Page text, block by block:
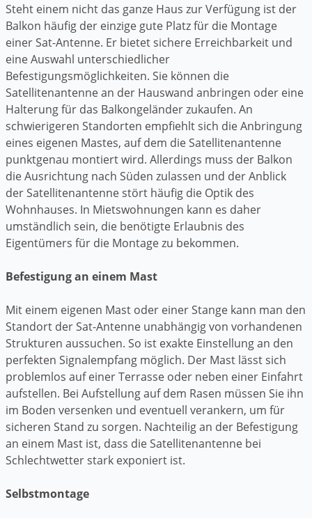
Steht einem nicht das ganze Haus zur Verfügung ist der
Balkon häufig der einzige gute Platz für die Montage
einer Sat-Antenne. Er bietet sichere Erreichbarkeit und
eine Auswahl unterschiedlicher
Befestigungsmöglichkeiten. Sie können die
Satellitenantenne an der Hauswand anbringen oder eine
Halterung für das Balkongeländer zukaufen. An
schwierigeren Standorten empfiehlt sich die Anbringung
eines eigenen Mastes, auf dem die Satellitenantenne
punktgenau montiert wird. Allerdings muss der Balkon
die Ausrichtung nach Süden zulassen und der Anblick
der Satellitenantenne stört häufig die Optik des
Wohnhauses. In Mietswohnungen kann es daher
umständlich sein, die benötigte Erlaubnis des
Eigentümers für die Montage zu bekommen.
Befestigung an einem Mast
Mit einem eigenen Mast oder einer Stange kann man den
Standort der Sat-Antenne unabhängig von vorhandenen
Strukturen aussuchen. So ist exakte Einstellung an den
perfekten Signalempfang möglich. Der Mast lässt sich
problemlos auf einer Terrasse oder neben einer Einfahrt
aufstellen. Bei Aufstellung auf dem Rasen müssen Sie ihn
im Boden versenken und eventuell verankern, um für
sicheren Stand zu sorgen. Nachteilig an der Befestigung
an einem Mast ist, dass die Satellitenantenne bei
Schlechtwetter stark exponiert ist.
Selbstmontage